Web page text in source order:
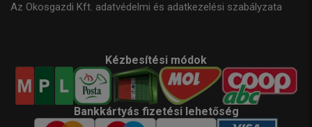
Az Okosgazdi Kft. adatvédelmi és adatkezelési szabályzata
Kézbesítési módok
Bankkártyás fizetési lehetőség